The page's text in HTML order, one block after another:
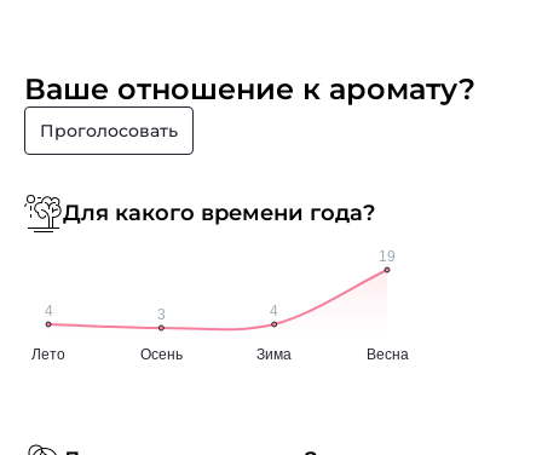
Ваше отношение к аромату?
Проголосовать
Для какого времени года?